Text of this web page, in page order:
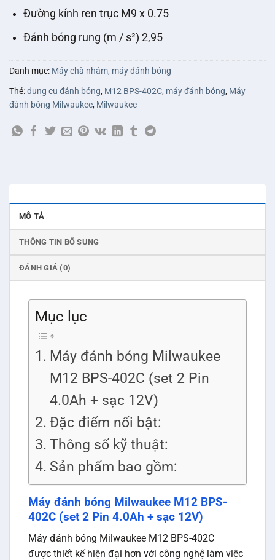
Đường kính ren trục M9 x 0.75
Đánh bóng rung (m / s²) 2,95
Danh mục: Máy chà nhám, máy đánh bóng
Thẻ:dụng cụ đánh bóng, M12 BPS-402C, máy đánh bóng, Máy
đánh bóng Milwaukee, Milwaukee
MÔ TẢ
THÔNG TIN BỔ SUNG
ĐÁNH GIÁ (0)
Mục lục
Máy đánh bóng Milwaukee
M12 BPS-402C (set 2 Pin
4.0Ah + sạc 12V)
Đặc điểm nổi bật:
Thông số kỹ thuật:
Sản phẩm bao gồm:
Máy đánh bóng Milwaukee M12 BPS-
402C (set 2 Pin 4.0Ah + sạc 12V)
Máy đánh bóng Milwaukee M12 BPS-402C
được thiết kế hiện đại hơn với công nghệ làm việc